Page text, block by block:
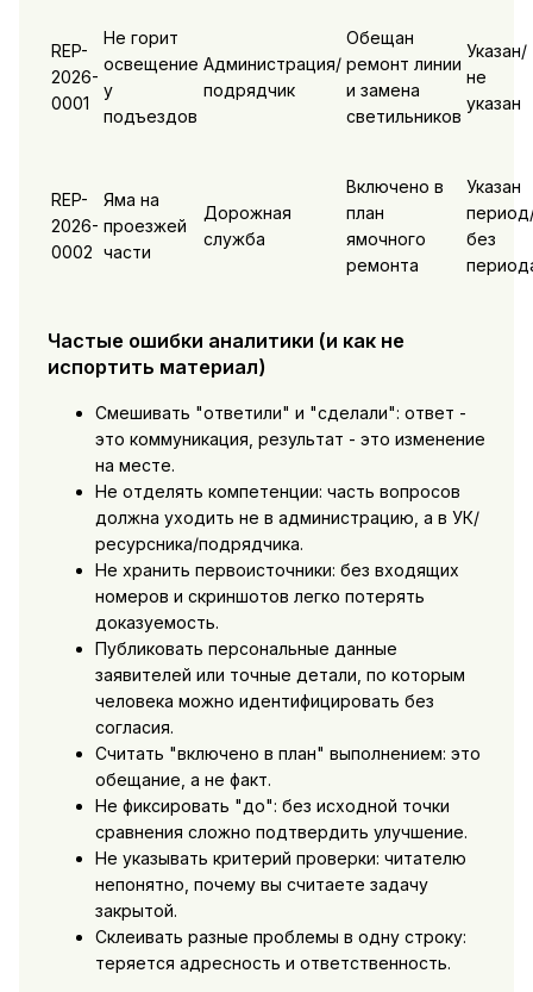
REP-
2026-
0001
Не горит
освещение
у
подъездов
Администрация/
подрядчик
Обещан
ремонт линии
и замена
светильников
Указан/
не
указан
REP-
2026-
0002
Яма на
проезжей
части
Дорожная
служба
Включено в
план
ямочного
ремонта
Указан
без
Частые ошибки аналитики (и как не
испортить материал)
Смешивать "ответили" и "сделали": ответ -
это коммуникация, результат - это изменение
на месте.
Не отделять компетенции: часть вопросов
должна уходить не в администрацию, а в УК/
ресурсника/подрядчика.
Не хранить первоисточники: без входящих
номеров и скриншотов легко потерять
доказуемость.
Публиковать персональные данные
заявителей или точные детали, по которым
человека можно идентифицировать без
согласия.
Считать "включено в план" выполнением: это
обещание, а не факт.
Не фиксировать "до": без исходной точки
сравнения сложно подтвердить улучшение.
Не указывать критерий проверки: читателю
непонятно, почему вы считаете задачу
закрытой.
Склеивать разные проблемы в одну строку:
теряется адресность и ответственность.